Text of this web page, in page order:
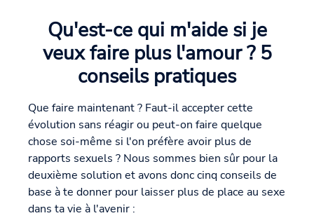
Qu'est-ce qui m'aide si je
veux faire plus l'amour ? 5
conseils pratiques
Que faire maintenant ? Faut-il accepter cette
évolution sans réagir ou peut-on faire quelque
chose soi-même si l'on préfère avoir plus de
rapports sexuels ? Nous sommes bien sûr pour la
deuxième solution et avons donc cinq conseils de
base à te donner pour laisser plus de place au sexe
dans ta vie à l'avenir :